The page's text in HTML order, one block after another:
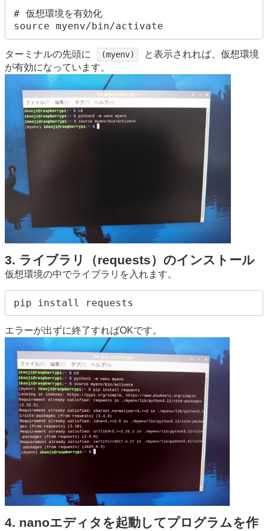
# 仮想環境を有効化
ターミナルの先頭に (myenv)
と表示されれば、仮想環境
が有効になっています。
3. ライブラリ（requests）のインストール
仮想環境の中でライブラリを入れます。
pip install requests
エラーが出ずに終了すればOKです。
4. nanoエディタを起動してプログラムを作